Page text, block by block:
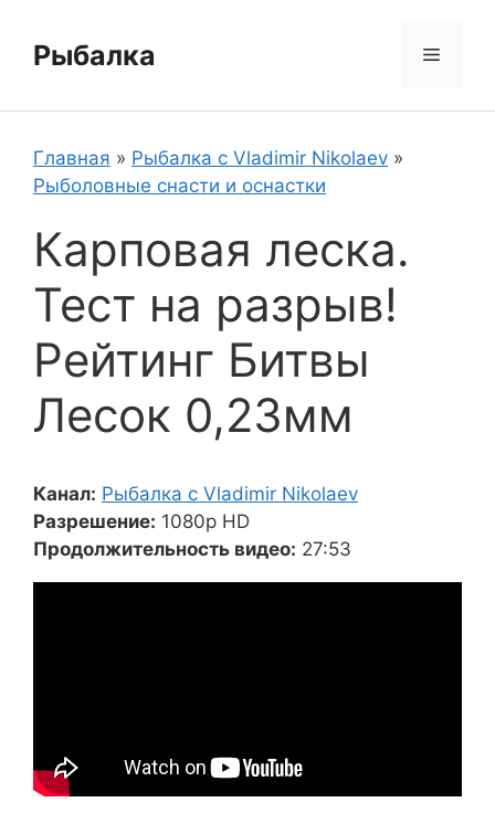
содержимому
Рыбалка Меню
Главная » Рыбалка с Vladimir Nikolaev »
Рыболовные снасти и оснастки
Карповая леска.
Тест на разрыв!
Рейтинг Битвы
Лесок 0,23мм
Канал: Рыбалка с Vladimir Nikolaev
Разрешение: 1080p HD
Продолжительность видео: 27:53